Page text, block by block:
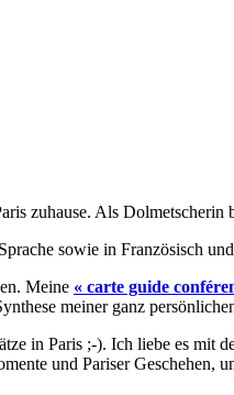
zuhause. Als
sowie in Französisch
Meine « carte guide
meiner ganz
in Paris ;-). Ich liebe es mit
und Pariser